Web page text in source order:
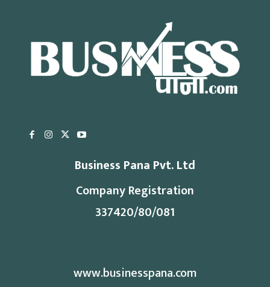
Business Pana Pvt. Ltd
Company Registration
337420/80/081
www.businesspana.com